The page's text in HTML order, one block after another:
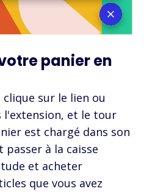
panier en
sur le lien ou
l'extension, et le tour
est chargé dans son
à la caisse
et acheter
que vous avez